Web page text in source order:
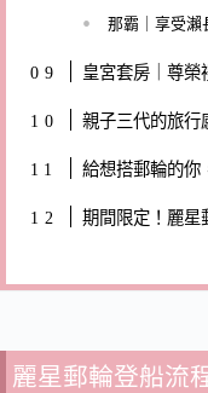
那霸｜享受瀨
皇宮套房｜尊榮
親子三代的旅行
給想搭郵輪的你
期間限定！麗星
麗星郵輪登船流